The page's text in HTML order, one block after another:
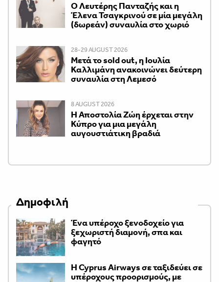
Ο Λευτέρης Πανταζής και η
Έλενα Τσαγκρινού σε μία μεγάλη
(δωρεάν) συναυλία στο χωριό
28-29 AUGUST 2026
Μετά το sold out, η Ιουλία
Καλλιμάνη ανακοινώνει δεύτερη
συναυλία στη Λεμεσό
8 AUGUST 2026
Η Αποστολία Ζώη έρχεται στην
Κύπρο για μια μεγάλη
αυγουστιάτικη βραδιά
Δημοφιλή
Ένα υπέροχο ξενοδοχείο για
ξεχωριστή διαμονή, σπα και
φαγητό
H Cyprus Airways σε ταξιδεύει σε
υπέροχους προορισμούς, με